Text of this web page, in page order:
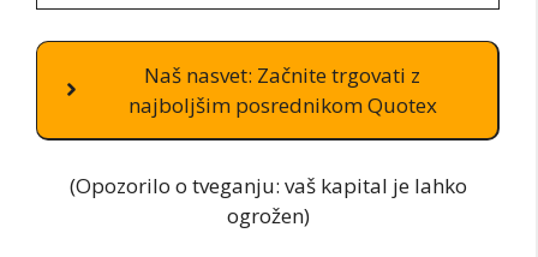
Naš nasvet: Začnite trgovati z
najboljšim posrednikom Quotex
(Opozorilo o tveganju: vaš kapital je lahko
ogrožen)